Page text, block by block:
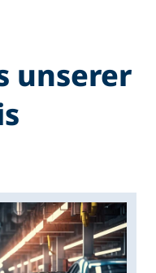
unserer